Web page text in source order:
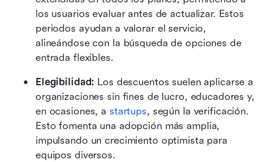
los usuarios evaluar antes de actualizar. Estos
periodos ayudan a valorar el servicio,
alineándose con la búsqueda de opciones de
entrada flexibles.
Elegibilidad: Los descuentos suelen aplicarse a
organizaciones sin fines de lucro, educadores y,
en ocasiones, a startups, según la verificación.
Esto fomenta una adopción más amplia,
impulsando un crecimiento optimista para
equipos diversos.